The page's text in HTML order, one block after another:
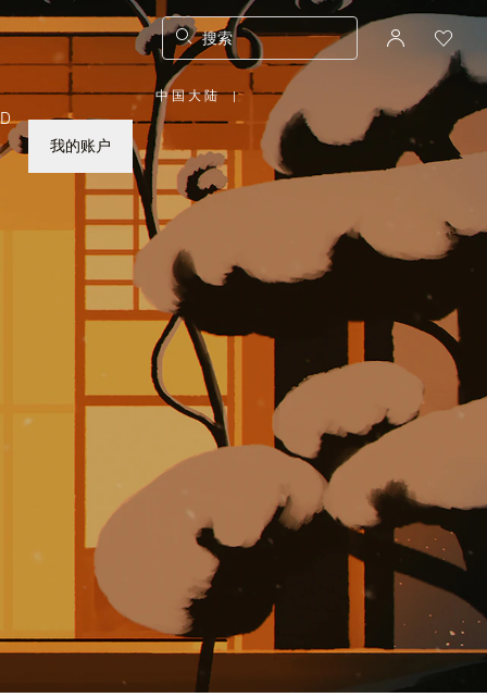
搜索
我的账户
中国大陆
,
请
您
所
在
的
国
|